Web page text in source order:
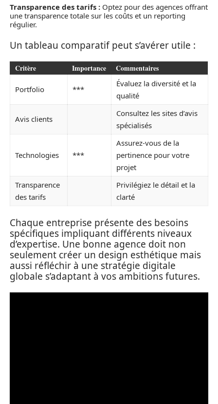
Transparence des tarifs : Optez pour des agences offrant
une transparence totale sur les coûts et un reporting
régulier.
Un tableau comparatif peut s’avérer utile :
Critère Importance Commentaires
Portfolio ***
Évaluez la diversité et la
qualité
Avis clients
Consultez les sites d’avis
spécialisés
Technologies ***
Assurez-vous de la
pertinence pour votre
projet
Transparence
des tarifs
Privilégiez le détail et la
clarté
Chaque entreprise présente des besoins
spécifiques impliquant différents niveaux
d’expertise. Une bonne agence doit non
seulement créer un design esthétique mais
aussi réfléchir à une stratégie digitale
globale s’adaptant à vos ambitions futures.